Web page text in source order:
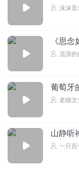
沫沫音
《思
流浪的
葡萄牙
老猫文
山静听
一只百